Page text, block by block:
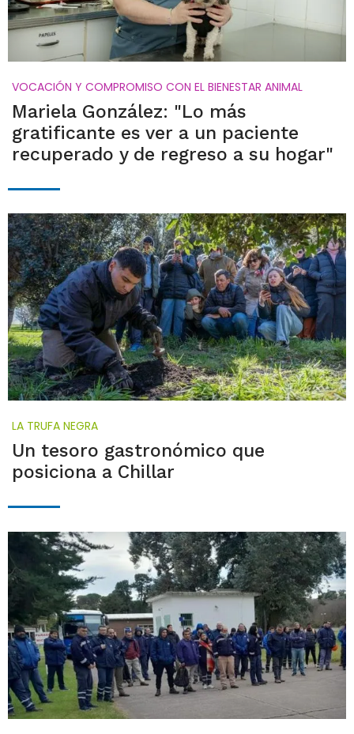
VOCACIÓN Y COMPROMISO CON EL BIENESTAR ANIMAL
Mariela González: "Lo más
gratificante es ver a un paciente
recuperado y de regreso a su hogar"
LA TRUFA NEGRA
Un tesoro gastronómico que
posiciona a Chillar